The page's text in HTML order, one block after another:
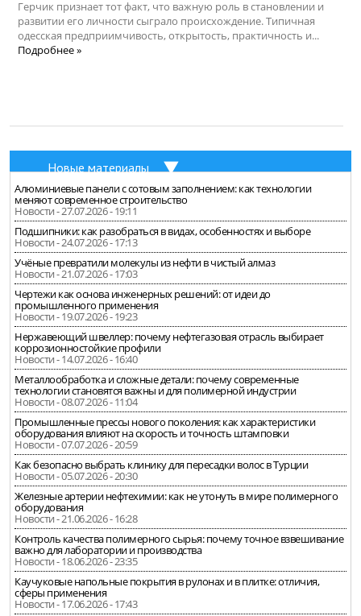
Герчик признает тот факт, что важную роль в становлении и
развитии его личности сыграло происхождение. Типичная
одесская предприимчивость, открытость, практичность и...
Подробнее »
Новые материалы
Алюминиевые панели с сотовым заполнением: как технологии
меняют современное строительство
Новости - 27.07.2026 - 19:11
Подшипники: как разобраться в видах, особенностях и выборе
Новости - 24.07.2026 - 17:13
Учёные превратили молекулы из нефти в чистый алмаз
Новости - 21.07.2026 - 17:03
Чертежи как основа инженерных решений: от идеи до
промышленного применения
Новости - 19.07.2026 - 19:23
Нержавеющий швеллер: почему нефтегазовая отрасль выбирает
коррозионностойкие профили
Новости - 14.07.2026 - 16:40
Металлообработка и сложные детали: почему современные
технологии становятся важны и для полимерной индустрии
Новости - 08.07.2026 - 11:04
Промышленные прессы нового поколения: как характеристики
оборудования влияют на скорость и точность штамповки
Новости - 07.07.2026 - 20:59
Как безопасно выбрать клинику для пересадки волос в Турции
Новости - 05.07.2026 - 20:30
Железные артерии нефтехимии: как не утонуть в мире полимерного
оборудования
Новости - 21.06.2026 - 16:28
Контроль качества полимерного сырья: почему точное взвешивание
важно для лаборатории и производства
Новости - 18.06.2026 - 23:35
Каучуковые напольные покрытия в рулонах и в плитке: отличия,
сферы применения
Новости - 17.06.2026 - 17:43